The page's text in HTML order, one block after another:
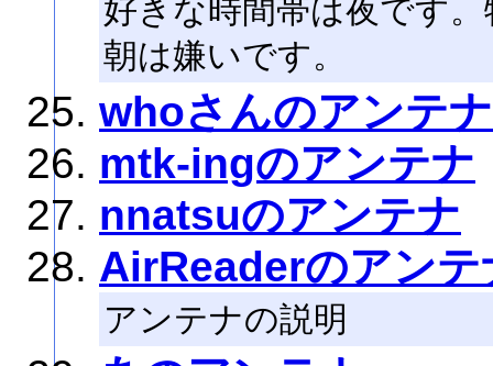
好きな時間帯は夜です
朝は嫌いです。
whoさんのアンテナ
mtk-ingのアンテナ
nnatsuのアンテナ
AirReaderのアンテ
アンテナの説明